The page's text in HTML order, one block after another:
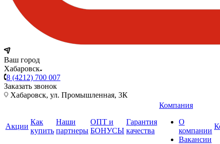
Ваш город
Хабаровск
8 (4212) 700 007
Заказать звонок
Хабаровск, ул. Промышленная, 3К
Акции
Как
купить
Наши
партнеры
ОПТ и
БОНУСЫ
Гарантия
качества
Компания
О
компании
Вакансии